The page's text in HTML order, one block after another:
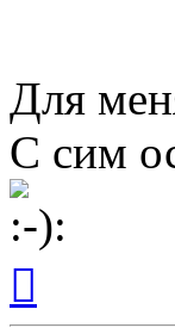
Для
С сим
началу